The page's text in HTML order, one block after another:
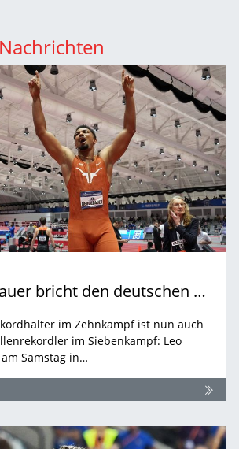
Leo Neugebauer bricht den deutschen Hallenrekord von Frank Busemann
im Zehnkampf ist nun auch
im Siebenkampf: Leo
Samstag in…